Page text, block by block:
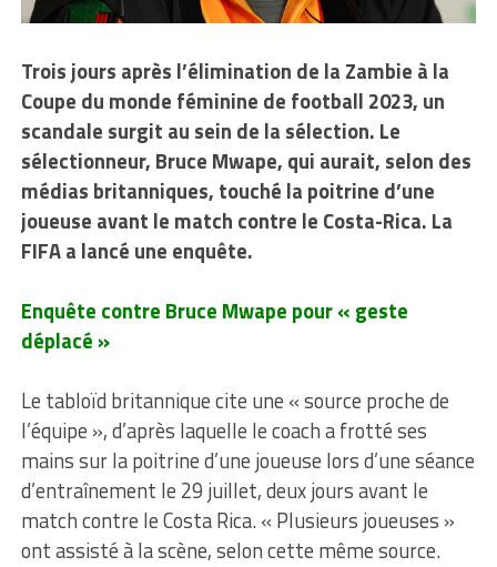
Trois jours après l’élimination de la Zambie à la
Coupe du monde féminine de football 2023, un
scandale surgit au sein de la sélection. Le
sélectionneur, Bruce Mwape, qui aurait, selon des
médias britanniques, touché la poitrine d’une
joueuse avant le match contre le Costa-Rica. La
FIFA a lancé une enquête.
Enquête contre Bruce Mwape pour « geste
déplacé »
Le tabloïd britannique cite une « source proche de
l’équipe », d’après laquelle le coach a frotté ses
mains sur la poitrine d’une joueuse lors d’une séance
d’entraînement le 29 juillet, deux jours avant le
match contre le Costa Rica. « Plusieurs joueuses »
ont assisté à la scène, selon cette même source.